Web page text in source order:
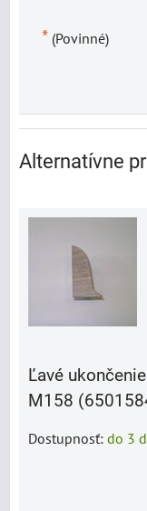
* (Povinné)
Alternatívne
Ľavé
M158
Dostupnosť: do 3